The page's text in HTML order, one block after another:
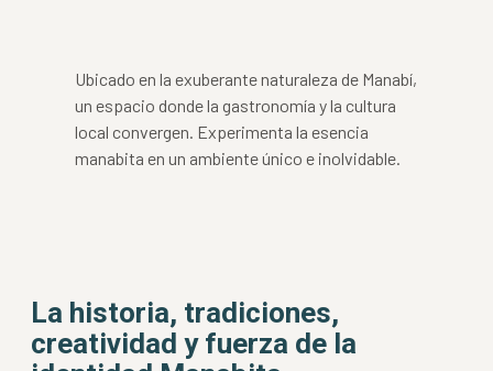
Ubicado en la exuberante naturaleza de Manabí,
un espacio donde la gastronomía y la cultura
local convergen. Experimenta la esencia
manabita en un ambiente único e inolvidable.
La historia, tradiciones,
creatividad y fuerza de la